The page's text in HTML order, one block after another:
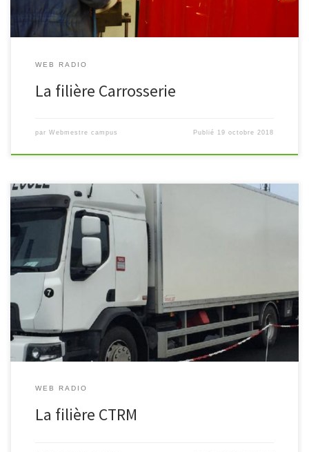
WEB RADIO
La filière Carrosserie
par Webmestre campus Publié 19 octobre 2018
Lucy vous présente la filière CTRM
WEB RADIO
La filière CTRM